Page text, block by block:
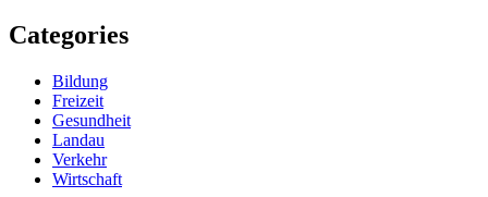
Categories
Bildung
Freizeit
Gesundheit
Landau
Verkehr
Wirtschaft